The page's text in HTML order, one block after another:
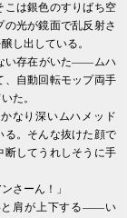
こは銀色のすりばち空
光が鏡面で乱反射さ
し出している。
い存在がいた――ムハ
、自動回転モップ両手
た。
なり深いムハメッド
る。そんな抜けた顔で
断してうれしそうに手
さーん！」
と肩が上下する――い